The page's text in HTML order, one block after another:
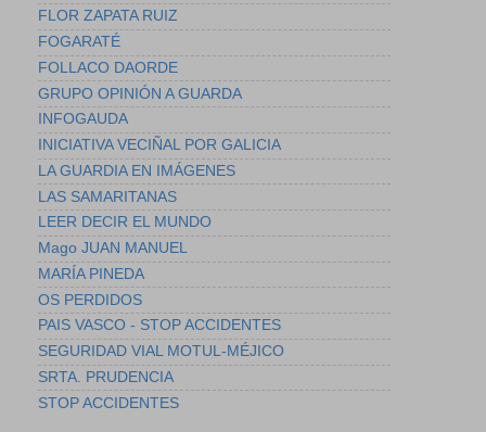
FLOR ZAPATA RUIZ
FOGARATÉ
FOLLACO DAORDE
GRUPO OPINIÓN A GUARDA
INFOGAUDA
INICIATIVA VECIÑAL POR GALICIA
LA GUARDIA EN IMÁGENES
LAS SAMARITANAS
LEER DECIR EL MUNDO
Mago JUAN MANUEL
MARÍA PINEDA
OS PERDIDOS
PAIS VASCO - STOP ACCIDENTES
SEGURIDAD VIAL MOTUL-MÉJICO
SRTA. PRUDENCIA
STOP ACCIDENTES